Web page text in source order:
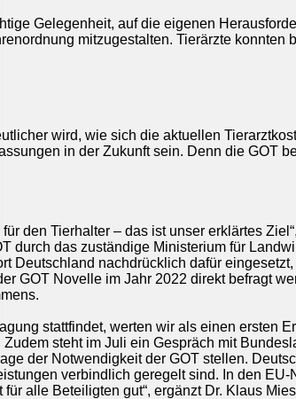
Gelegenheit, auf die eigenen
mitzugestalten. Tierärzte konnten
wird, wie sich die aktuellen
in der Zukunft sein. Denn die GOT
den Tierhalter – das ist unser erklärtes
durch das zuständige Ministerium für
Deutschland nachdrücklich dafür
GOT Novelle im Jahr 2022 direkt befragt
stattfindet, werten wir als einen ersten
Zudem steht im Juli ein Gespräch mit
der Notwendigkeit der GOT stellen.
verbindlich geregelt sind. In den
alle Beteiligten gut“, ergänzt Dr. Klaus